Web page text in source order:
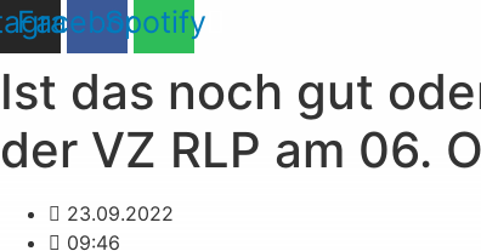
Facebook
Spotify
Ist das noch gut
der VZ RLP am 06.
23.09.2022
09:46